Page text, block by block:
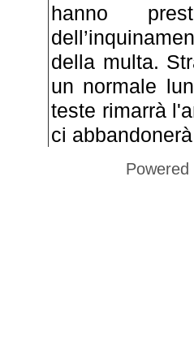
hanno
della multa.
un normale
teste rimarrà
ci